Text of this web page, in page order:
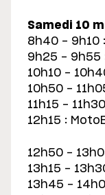
Samedi 10
8h40 - 9h10
9h25 - 9h55
10h10 -
10h50 -
11h15 -
12h15 :
12h50 -
13h15 -
13h45 -